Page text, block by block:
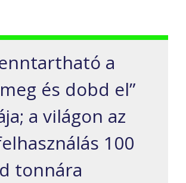
a
és dobd el”
a világon az
100
tonnára